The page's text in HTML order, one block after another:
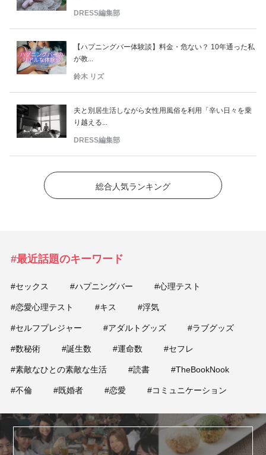
DRESS編集部
【ハプニングバー体験談】料金・危ない？ 10年通った私
が教...
鈴木 リズ
夫と別居生活しながら女性用風俗を利用「辛い日々を乗
り越える...
DRESS編集部
総合人気ランキング
#最近話題のキーワード
#セックス #ハプニングバー #心理テスト
#恋愛心理テスト #キス #浮気
#セルフプレジャー #アダルトグッズ #ラブグッズ
#数秘術 #誕生数 #運命数 #セフレ
#素敵なひとの素敵な生活 #読書 #TheBookNook
#不倫 #既婚者 #恋愛 #コミュニケーション